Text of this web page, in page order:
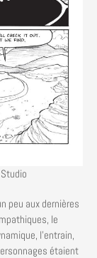
peu aux dernières
le
l’entrain,
étaient